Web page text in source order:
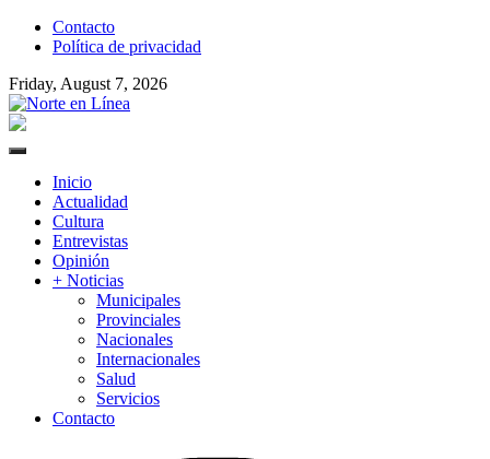
contentContacto
Política de privacidad
Friday, August 7, 2026
Primary
Inicio
Actualidad
Cultura
Entrevistas
Opinión
+ Noticias
Municipales
Provinciales
Nacionales
Internacionales
Salud
Servicios
Contacto